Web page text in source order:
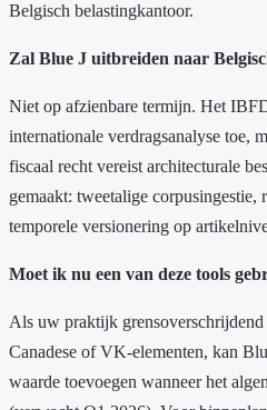
Belgisch belastingkantoor.
Zal Blue J uitbreiden naar
Niet op afzienbare termijn. Het
internationale verdragsanalyse toe,
fiscaal recht vereist architecturale
gemaakt: tweetalige
temporele versionering op
Moet ik nu een van deze tools
Als uw praktijk
Canadese of VK-elementen, kan
waarde toevoegen wanneer het